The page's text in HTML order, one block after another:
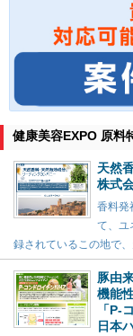
健康美容EXPO 原料
天然
株式
香料発
て、ユ
録されているこの地で
豚由
機能
「P-
日本